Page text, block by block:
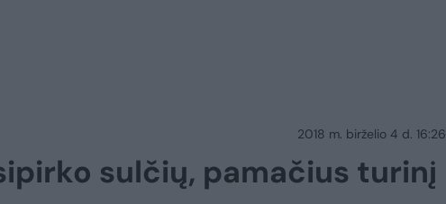
2018 m. birželio 4 d. 16:26
sulčių, pamačius turinį